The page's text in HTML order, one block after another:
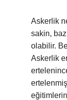
Askerlik
sakin,
olabilir.
Askerlik